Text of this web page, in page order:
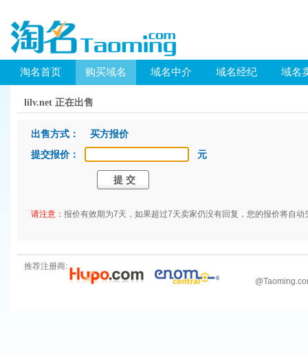
淘名首页 购买域名 域名中介 域名经纪 域名
lilv.net 正在出售
出售方式： 买方报价
提交报价：
元
请注意： 报价有效期为7天，如果超过7天卖家仍没有回复，您的报价将自动
推荐注册商:
@